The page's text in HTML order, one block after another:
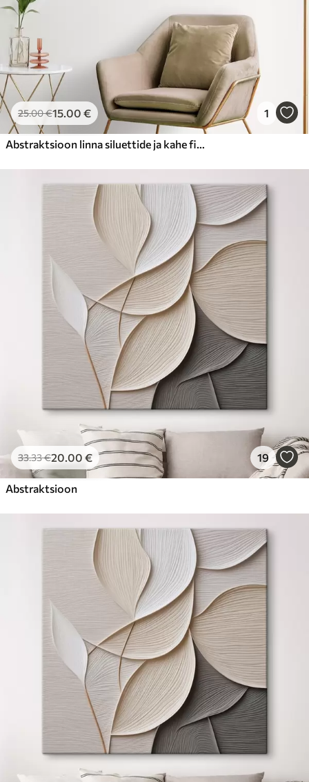
25.00€15.00 € 1
Abstraktsioon linna siluettide ja kahe figuuriga
33.33€20.00 € 19
Abstraktsioon